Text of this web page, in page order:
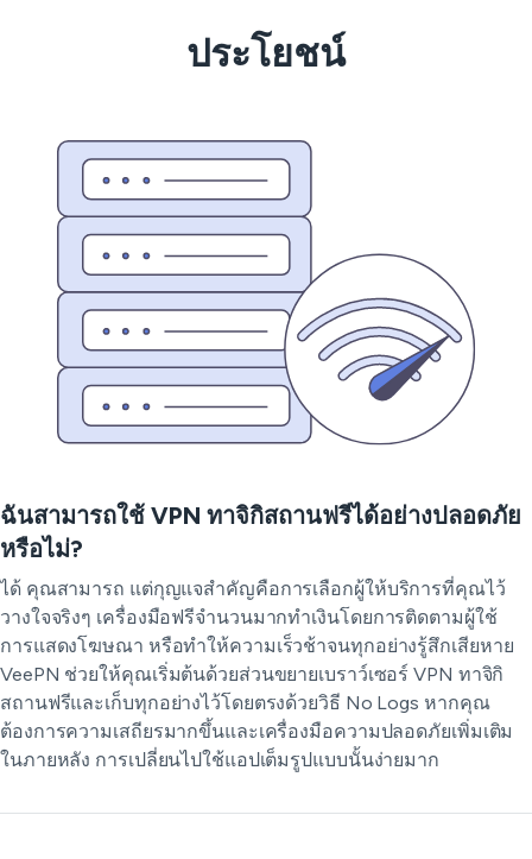
ประโยชน์
ฉันสามารถใช้ VPN ทาจิกิสถานฟรีได้อย่างปลอดภัย
หรือไม่?
ได้ คุณสามารถ แต่กุญแจสำคัญคือการเลือกผู้ให้บริการที่คุณไว้
วางใจจริงๆ เครื่องมือฟรีจำนวนมากทำเงินโดยการติดตามผู้ใช้
การแสดงโฆษณา หรือทำให้ความเร็วช้าจนทุกอย่างรู้สึกเสียหาย
VeePN ช่วยให้คุณเริ่มต้นด้วยส่วนขยายเบราว์เซอร์ VPN ทาจิกิ
สถานฟรีและเก็บทุกอย่างไว้โดยตรงด้วยวิธี No Logs หากคุณ
ต้องการความเสถียรมากขึ้นและเครื่องมือความปลอดภัยเพิ่มเติม
ในภายหลัง การเปลี่ยนไปใช้แอปเต็มรูปแบบนั้นง่ายมาก